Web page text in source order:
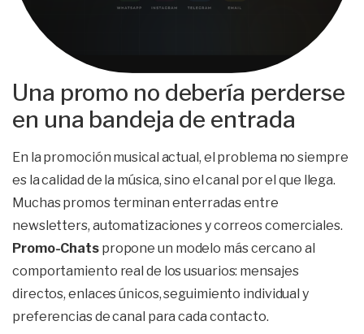
Una promo no debería perderse
en una bandeja de entrada
En la promoción musical actual, el problema no siempre
es la calidad de la música, sino el canal por el que llega.
Muchas promos terminan enterradas entre
newsletters, automatizaciones y correos comerciales.
Promo-Chatspropone un modelo más cercano al
comportamiento real de los usuarios: mensajes
directos, enlaces únicos, seguimiento individual y
preferencias de canal para cada contacto.